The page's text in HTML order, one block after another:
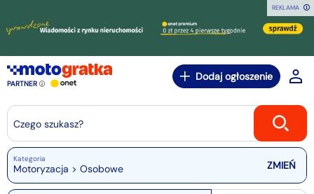
REKLAMA
PARTNER
Dodaj ogłoszenie
Czego szukasz?
Kategoria
Motoryzacja > Osobowe